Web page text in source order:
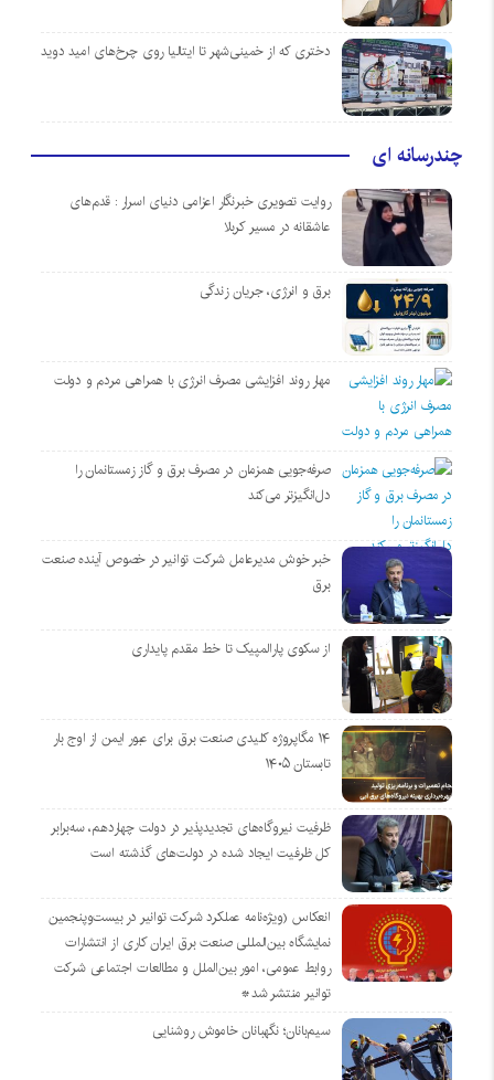
دختری که از خمینی‌شهر تا ایتالیا روی چرخ‌های امید دوید
چندرسانه ای
روایت تصویری خبرنگار اعزامی دنیای اسرار : قدم‌های
عاشقانه در مسیر کربلا
برق و انرژی، جریان زندگی
مهار روند افزایشی مصرف انرژی با همراهی مردم و دولت
صرفه‌جویی همزمان در مصرف برق و گاز زمستانمان را
دل‌انگیزتر می‌کند
خبر خوش مدیرعامل شرکت توانیر در خصوص آینده صنعت
برق
از سکوی پارالمپیک تا خط مقدم پایداری
۱۴ مگاپروژه‌ کلیدی صنعت برق برای عبور ایمن از اوج بار
تابستان ۱۴۰۵
ظرفیت نیروگاه‌های تجدیدپذیر در دولت چهاردهم، سه‌برابر
کل ظرفیت ایجاد شده در دولت‌های گذشته است
انعکاس (ویژه‌نامه عملکرد شرکت توانیر در بیست‌وپنجمین
نمایشگاه بین‌المللی صنعت برق ایران کاری از انتشارات
روابط عمومی، امور بین‌الملل و مطالعات اجتماعی شرکت
توانیر منتشر شد*
سیم‌بانان؛ نگهبانان خاموش روشنایی